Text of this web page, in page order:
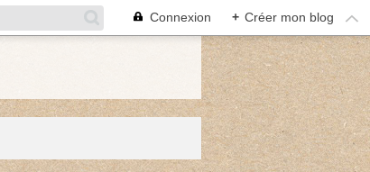
Connexion + Créer mon blog